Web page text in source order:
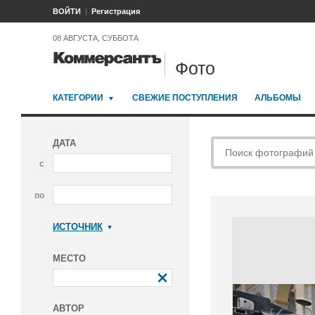
ВОЙТИ Регистрация
08 АВГУСТА, СУББОТА
Фото
КАТЕГОРИИ СВЕЖИЕ ПОСТУПЛЕНИЯ АЛЬБОМЫ
ДАТА
с
по
ИСТОЧНИК
МЕСТО
АВТОР